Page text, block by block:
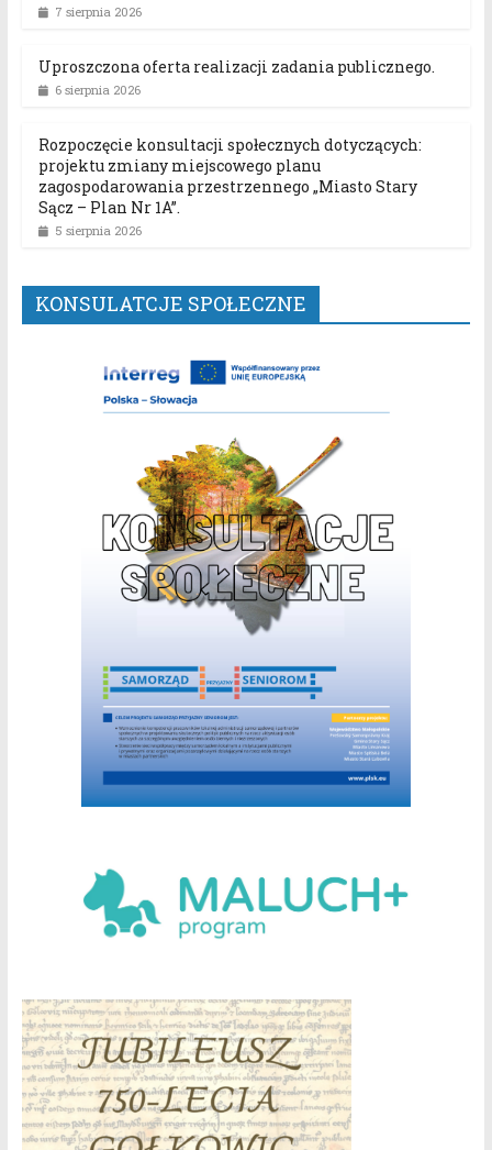
7 sierpnia 2026
Uproszczona oferta realizacji zadania publicznego.
6 sierpnia 2026
Rozpoczęcie konsultacji społecznych dotyczących:
projektu zmiany miejscowego planu
zagospodarowania przestrzennego „Miasto Stary
Sącz – Plan Nr 1A”.
5 sierpnia 2026
KONSULATCJE SPOŁECZNE